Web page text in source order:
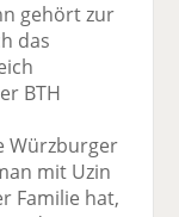
gehört zur
das
BTH
Würzburger
mit Uzin
Familie hat,